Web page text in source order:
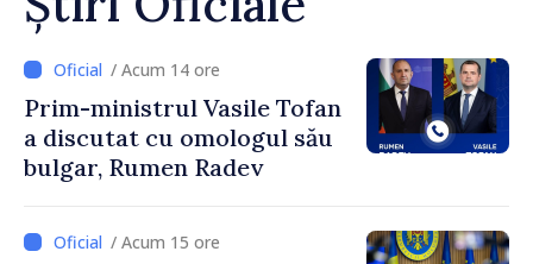
/ Acum 14 ore
Prim-ministrul Vasile Tofan
a discutat cu omologul său
bulgar, Rumen Radev
/ Acum 15 ore